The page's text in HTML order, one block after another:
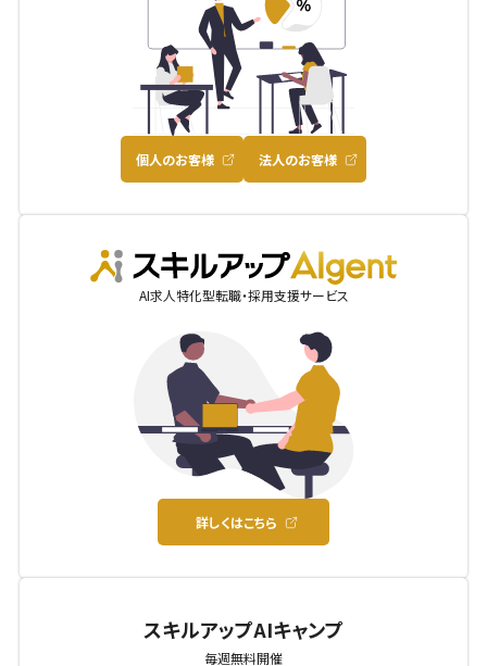
個人のお客様 法人のお客様
AIgent
AI求人特化型転職・採用支援サービス
詳しくはこちら
スキルアップAIキャンプ
毎週無料開催